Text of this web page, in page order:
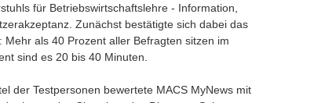
für Betriebswirtschaftslehre - Information,
Zunächst bestätigte sich dabei das
als 40 Prozent aller Befragten sitzen im
sind es 20 bis 40 Minuten.
der Testpersonen bewertete MACS MyNews mit